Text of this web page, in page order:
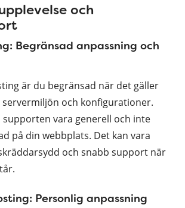
och
Begränsad anpassning och
är du begränsad när det gäller
servermiljön och konfigurationer.
supporten vara generell och inte
på din webbplats. Det kan vara
och snabb support när
Personlig anpassning